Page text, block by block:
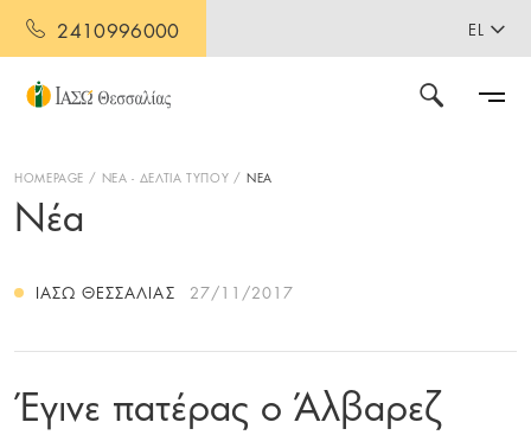
2410996000 EL
HOMEPAGE ΝΕΑ - ΔΕΛΤΙΑ ΤΥΠΟΥ ΝΕΑ
Νέα
ΙΑΣΩ ΘΕΣΣΑΛΊΑΣ 27/11/2017
Έγινε πατέρας ο Άλβαρεζ